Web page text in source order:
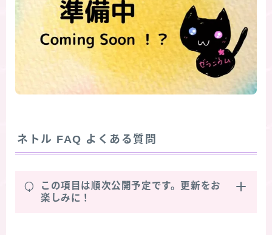
ネトル FAQ よくある質問
Q
この項目は順次公開予定です。更新をお
楽しみに！